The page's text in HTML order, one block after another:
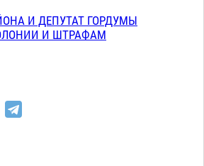
И ДЕПУТАТ ГОРДУМЫ
И ШТРАФАМ